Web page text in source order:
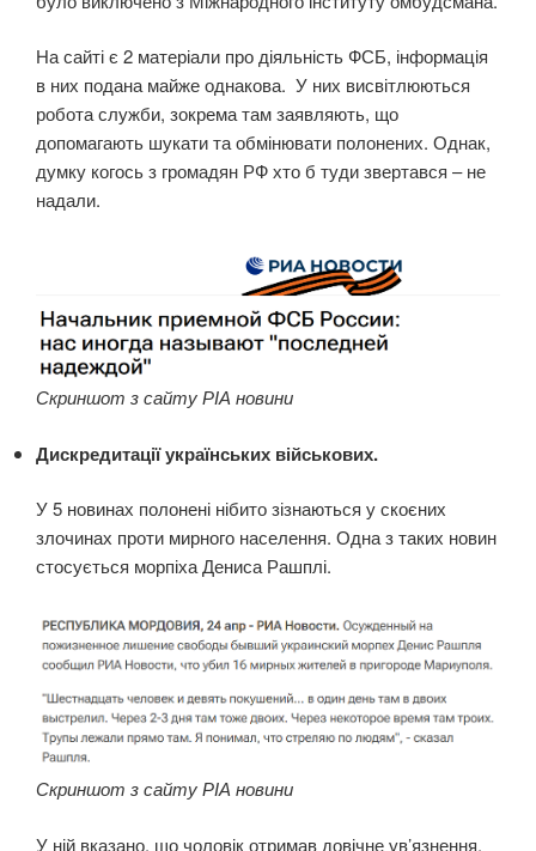
На сайті є 2 матеріали про діяльність ФСБ, інформація
в них подана майже однакова. У них висвітлюються
робота служби, зокрема там заявляють, що
допомагають шукати та обмінювати полонених. Однак,
думку когось з громадян РФ хто б туди звертався – не
надали.
Скриншот з сайту РІА новини
Дискредитації українських військових.
У 5 новинах полонені нібито зізнаються у скоєних
злочинах проти мирного населення. Одна з таких новин
стосується морпіха Дениса Рашплі.
Скриншот з сайту РІА новини
У ній вказано, що чоловік отримав довічне ув’язнення.